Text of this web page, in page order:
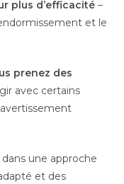
plus d’efficacité –
et le
prenez des
avec certains
une approche
et des